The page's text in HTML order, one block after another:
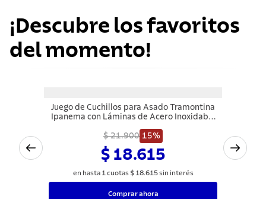
¡Descubre los favoritos
del momento!